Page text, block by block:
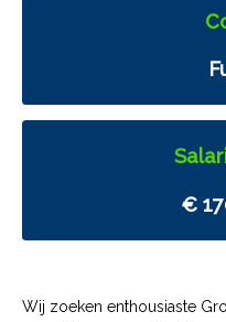
€
Wij zoeken enthousiaste